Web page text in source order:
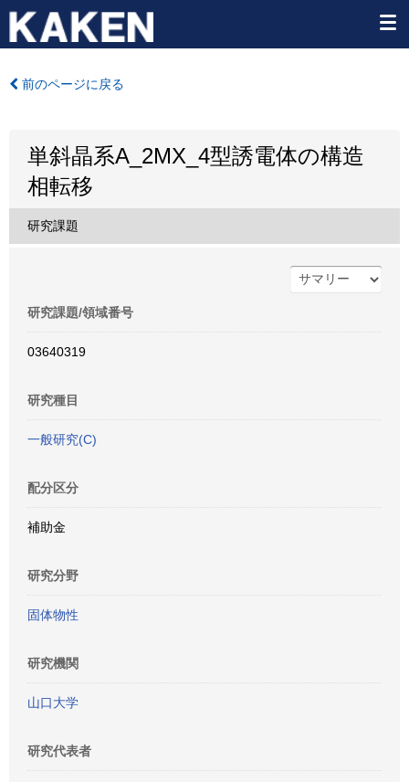
前のページに戻る
単斜晶系A_2MX_4型誘電体の構造
相転移
研究課題
研究課題/領域番号
03640319
研究種目
一般研究(C)
配分区分
補助金
研究分野
固体物性
研究機関
山口大学
研究代表者